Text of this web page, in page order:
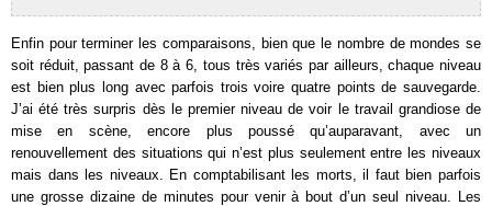
Enfin pour terminer les comparaisons, bien que le nombre de mondes se
soit réduit, passant de 8 à 6, tous très variés par ailleurs, chaque niveau
est bien plus long avec parfois trois voire quatre points de sauvegarde.
J’ai été très surpris dès le premier niveau de voir le travail grandiose de
mise en scène, encore plus poussé qu’auparavant, avec un
renouvellement des situations qui n’est plus seulement entre les niveaux
mais dans les niveaux. En comptabilisant les morts, il faut bien parfois
une grosse dizaine de minutes pour venir à bout d’un seul niveau. Les